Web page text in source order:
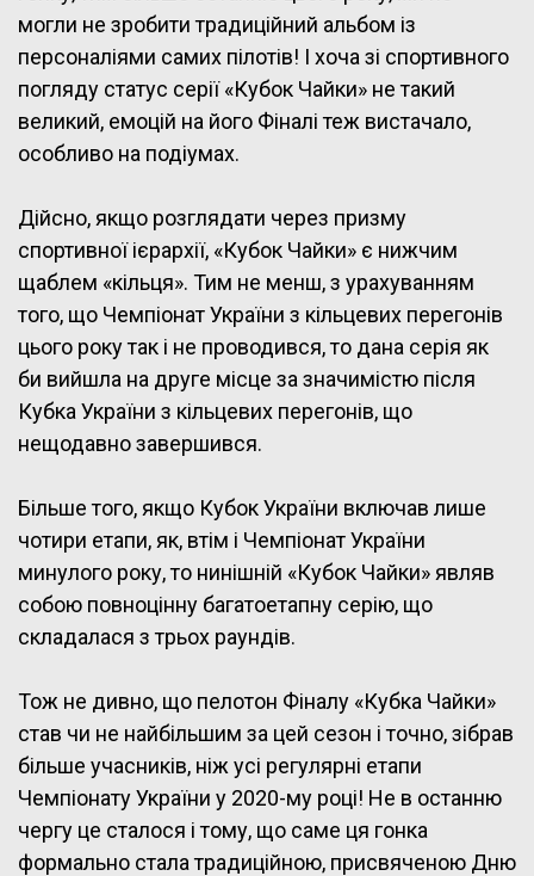
могли не зробити традиційний альбом із
персоналіями самих пілотів! І хоча зі спортивного
погляду статус серії «Кубок Чайки» не такий
великий, емоцій на його Фіналі теж вистачало,
особливо на подіумах.
Дійсно, якщо розглядати через призму
спортивної ієрархії, «Кубок Чайки» є нижчим
щаблем «кільця». Тим не менш, з урахуванням
того, що Чемпіонат України з кільцевих перегонів
цього року так і не проводився, то дана серія як
би вийшла на друге місце за значимістю після
Кубка України з кільцевих перегонів, що
нещодавно завершився.
Більше того, якщо Кубок України включав лише
чотири етапи, як, втім і Чемпіонат України
минулого року, то нинішній «Кубок Чайки» являв
собою повноцінну багатоетапну серію, що
складалася з трьох раундів.
Тож не дивно, що пелотон Фіналу «Кубка Чайки»
став чи не найбільшим за цей сезон і точно, зібрав
більше учасників, ніж усі регулярні етапи
Чемпіонату України у 2020-му році! Не в останню
чергу це сталося і тому, що саме ця гонка
формально стала традиційною, присвяченою Дню